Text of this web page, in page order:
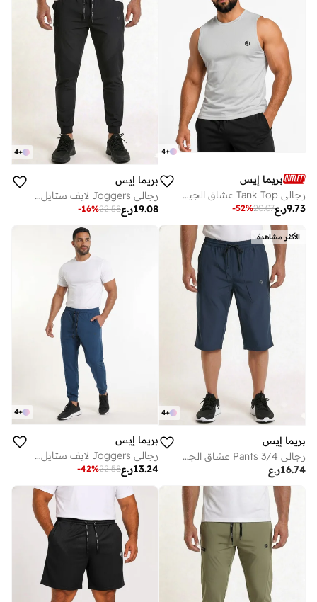
+
4
بريما إيس
رجالي Tank Top عشاق الجيم بريميوم Light Grey
ر.ع9.73
20.07
-52%
+
4
بريما إيس
رجالي Joggers لايف ستايل Black
ر.ع19.08
22.58
-16%
الأكثر مشاهدة
+
4
بريما إيس
رجالي 3/4 Pants عشاق الجيم بريميوم Navy
ر.ع16.74
+
4
بريما إيس
رجالي Joggers لايف ستايل Navy
ر.ع13.24
22.58
-42%